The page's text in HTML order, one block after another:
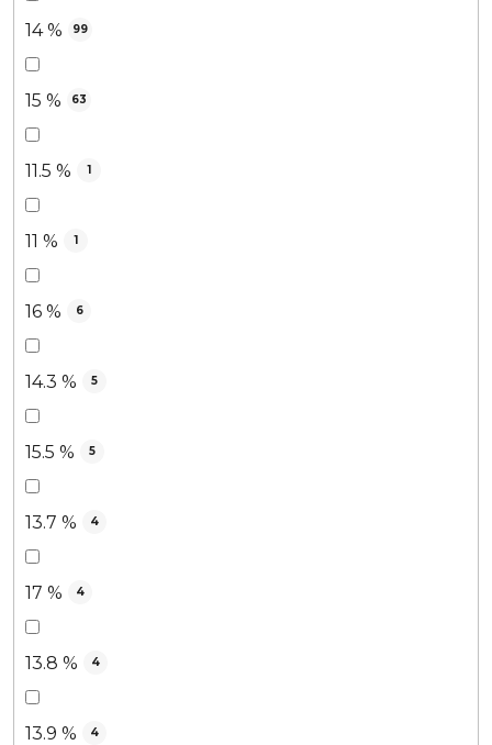
14 % 99
15 % 63
11.5 % 1
11 % 1
16 % 6
14.3 % 5
15.5 % 5
13.7 % 4
17 % 4
13.8 % 4
13.9 % 4